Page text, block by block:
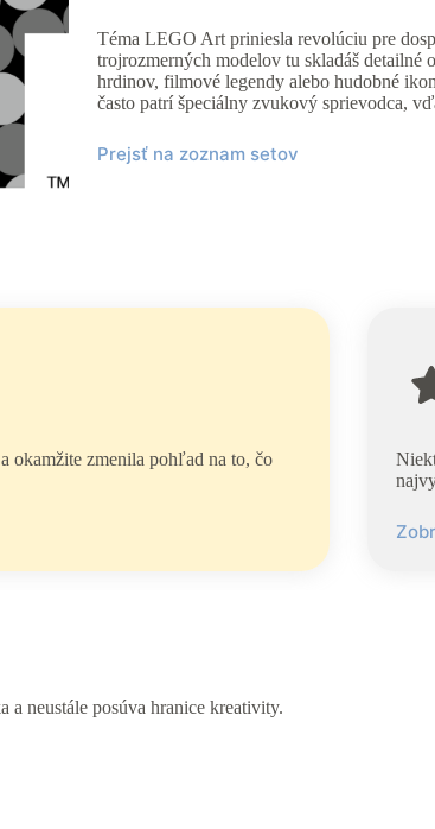
Téma LEGO Art priniesla revolúciu pre
trojrozmerných modelov tu skladáš detailné
hrdinov, filmové legendy alebo hudobné
často patrí špeciálny zvukový sprievodca,
Prejsť na zoznam setov
okamžite zmenila pohľad na to, čo
neustále posúva hranice kreativity.⁠